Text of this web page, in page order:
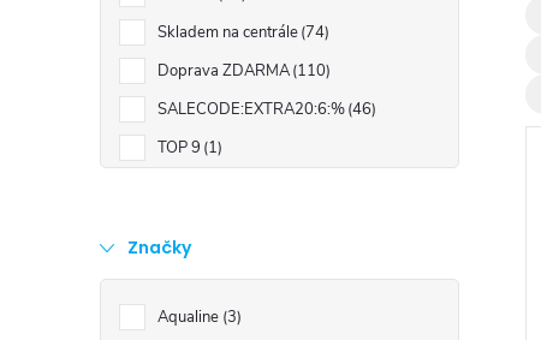
a
n
n
í
p
Skladem na centrále 74
Doprava ZDARMA 110
SALECODE:EXTRA20:6:% 46
TOP 9 1
Značky
Aqualine 3